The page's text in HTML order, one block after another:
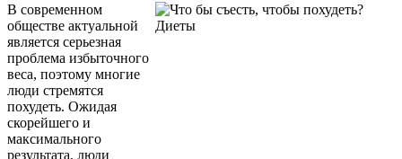
В современном
обществе актуальной
является серьезная
проблема избыточного
веса, поэтому многие
люди стремятся
похудеть. Ожидая
скорейшего и
максимального
результата, люди